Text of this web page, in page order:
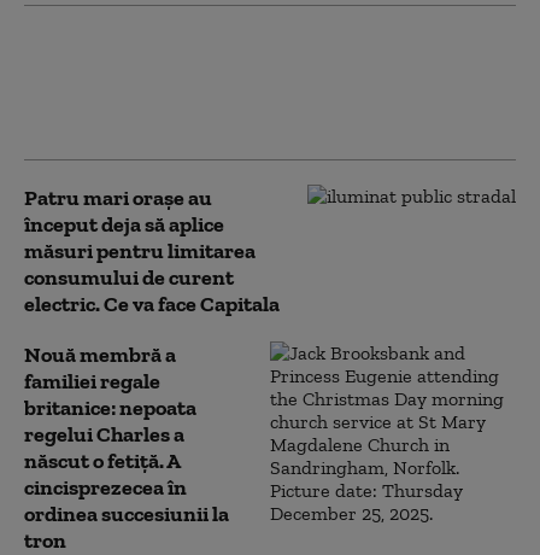
Patru mari orașe au
început deja să aplice
măsuri pentru limitarea
consumului de curent
electric. Ce va face Capitala
Nouă membră a
familiei regale
britanice: nepoata
regelui Charles a
născut o fetiță. A
cincisprezecea în
ordinea succesiunii la
tron